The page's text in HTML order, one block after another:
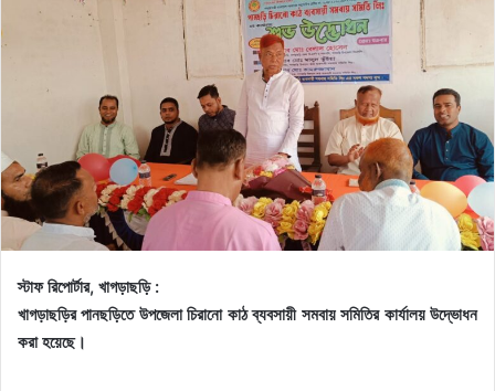
স্টাফ রিপোর্টার, খাগড়াছড়ি :
খাগড়াছড়ির পানছড়িতে উপজেলা চিরানো কাঠ ব্যবসায়ী সমবায় সমিতির কার্যালয় উদ্ভোধন
করা হয়েছে।